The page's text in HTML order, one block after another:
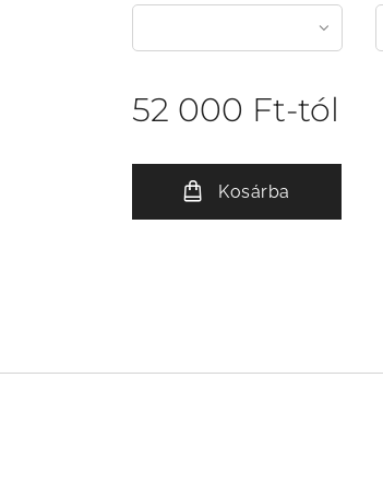
52 000 Ft-tól
Kosárba